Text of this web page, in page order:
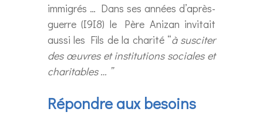
immigrés … Dans ses années d’après-
guerre (I9I8) le Père Anizan invitait
aussi les Fils de la charité “à susciter
des œuvres et institutions sociales et
charitables … ”
Répondre aux besoins